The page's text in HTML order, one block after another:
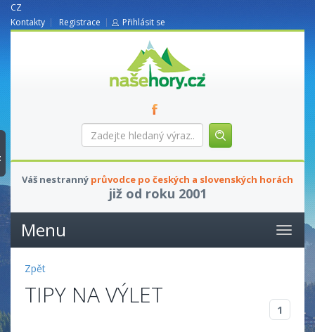
CZ
Kontakty
Registrace Přihlásit se
nasehory.cz
Zadejte
hledaný
Váš nestranný průvodce po českých a slovenských horách
již od roku 2001
Menu
Zpět
TIPY NA VÝLET
1